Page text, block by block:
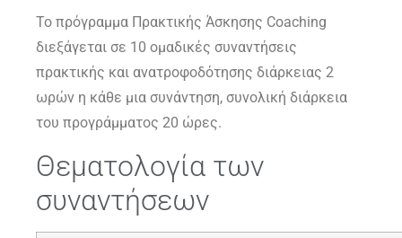
Το πρόγραμμα Πρακτικής Άσκησης Coaching
διεξάγεται σε 10 ομαδικές συναντήσεις
πρακτικής και ανατροφοδότησης διάρκειας 2
ωρών η κάθε μια συνάντηση, συνολική διάρκεια
του προγράμματος 20 ώρες.
Θεματολογία των
συναντήσεων